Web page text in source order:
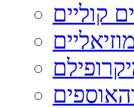
קוליים